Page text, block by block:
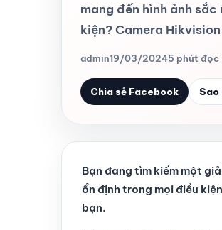
mang đến hình ảnh
kiện? Camera
admin19/03/20245 phút đọc
Chia sẻ Facebook Sao
Bạn đang tìm kiếm một
ổn định trong mọi điều
bạn.